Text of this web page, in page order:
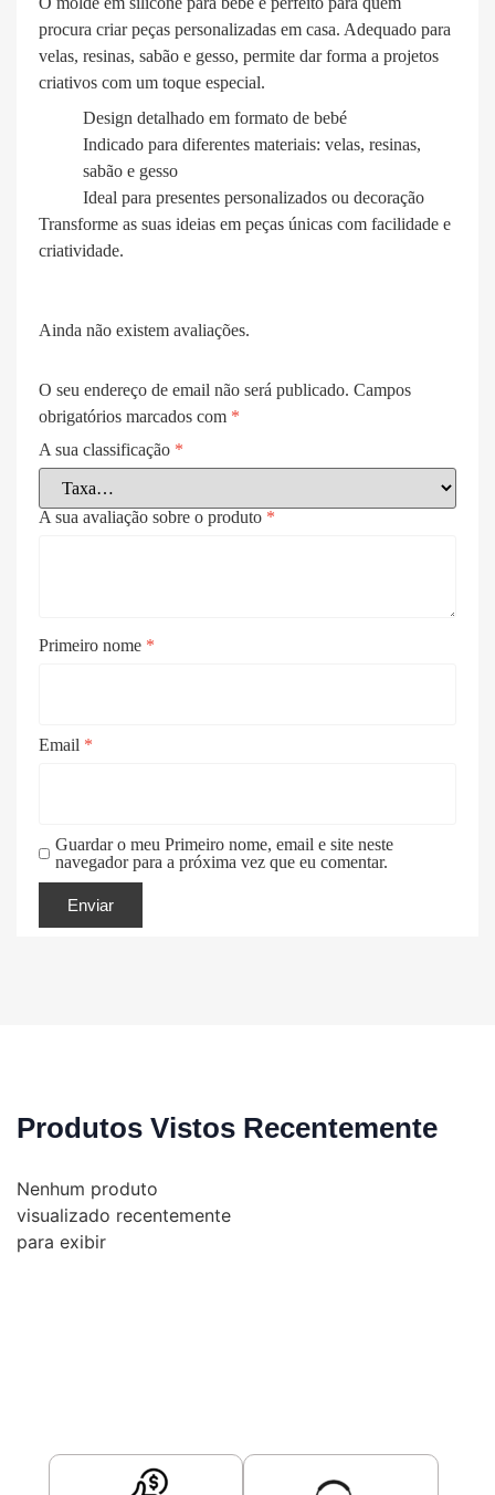
procura criar peças personalizadas em casa. Adequado para
velas, resinas, sabão e gesso, permite dar forma a projetos
criativos com um toque especial.
Design detalhado em formato de bebé
Indicado para diferentes materiais: velas, resinas,
sabão e gesso
Ideal para presentes personalizados ou decoração
Transforme as suas ideias em peças únicas com facilidade e
criatividade.
Ainda não existem avaliações.
O seu endereço de email não será publicado. Campos
obrigatórios marcados com *
A sua classificação *
A sua avaliação sobre o produto *
Primeiro nome *
Email *
Guardar o meu Primeiro nome, email e site neste
navegador para a próxima vez que eu comentar.
Produtos Vistos Recentemente
Nenhum produto
visualizado recentemente
para exibir